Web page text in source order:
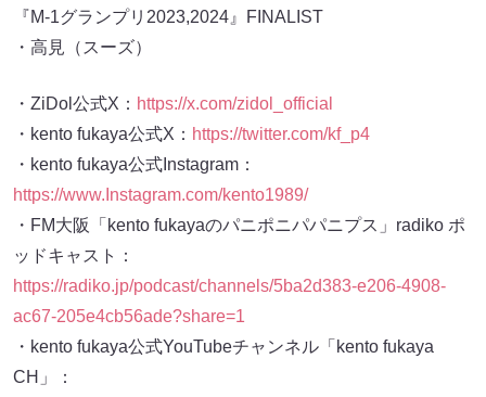
『M-1グランプリ2023,2024』FINALIST
・高見（スーズ）
・ZiDol公式X： https://x.com/zidol_official
・kento fukaya公式X： https://twitter.com/kf_p4
・kento fukaya公式Instagram：
https://www.Instagram.com/kento1989/
・FM大阪「kento fukayaのパニポニパパニプス」radiko ポ
ッドキャスト：
https://radiko.jp/podcast/channels/5ba2d383-e206-4908-
ac67-205e4cb56ade?share=1
・kento fukaya公式YouTubeチャンネル「kento fukaya
CH」：